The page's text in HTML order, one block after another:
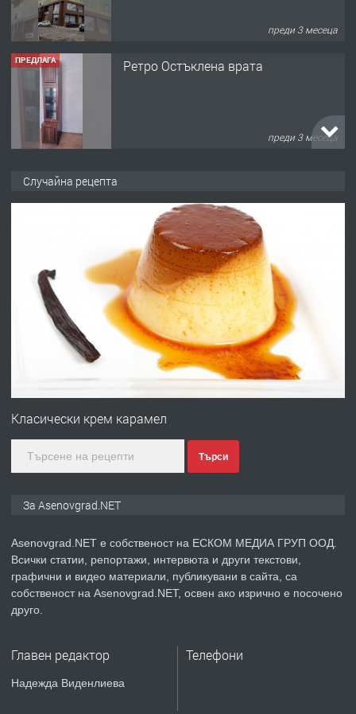
преди 3 месеца
ПРЕДЛАГА Ретро Остъклена врата
преди 3 месеца
преди 10 месеца
ПРЕДЛАГА
Професионална броячна машина -
със сертификат от ЕЦБ
преди 1 година
Професионална зеленчукорезачка
преди 2 години
ПРЕДЛАГА
Давам индивидуалани уроци по
ремонт на покриви
Случайна рецепта
Класически крем карамел
Търси
За Asenovgrad.NET
Asenovgrad.NET е собственост на ЕСКОМ МЕДИА ГРУП ООД.
Всички статии, репортажи, интервюта и други текстови,
графични и видео материали, публикувани в сайта, са
собственост на Asenovgrad.NET, освен ако изрично е посочено
друго.
Главен редактор
Надежда Виденлиева
Телефони